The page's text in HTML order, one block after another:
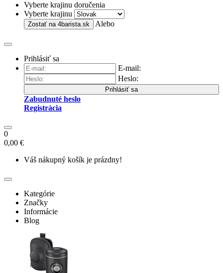
Vyberte krajinu doručenia
Vyberte krajinu
Zostať na 4barista.sk Alebo
Prihlásiť sa
E-mail:
Heslo:
Prihlásiť sa
Zabudnuté heslo
Registrácia
0
0,00 €
Váš nákupný košík je prázdny!
Kategórie
Značky
Informácie
Blog